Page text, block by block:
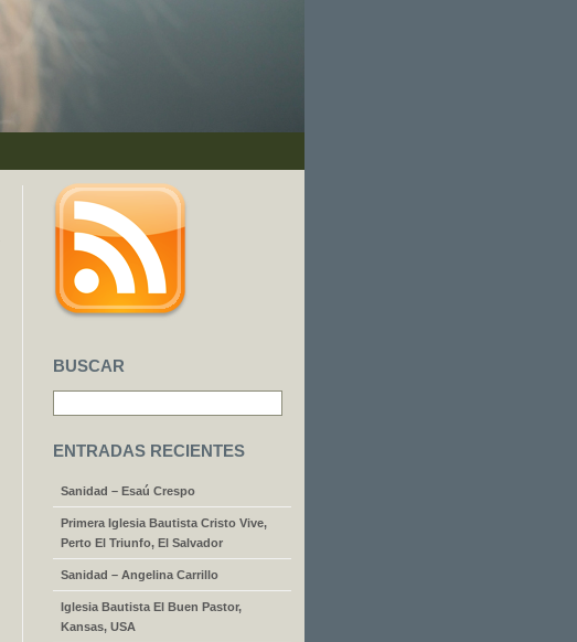
BUSCAR
ENTRADAS RECIENTES
Sanidad – Esaú Crespo
Primera Iglesia Bautista Cristo Vive,
Perto El Triunfo, El Salvador
Sanidad – Angelina Carrillo
Iglesia Bautista El Buen Pastor,
Kansas, USA